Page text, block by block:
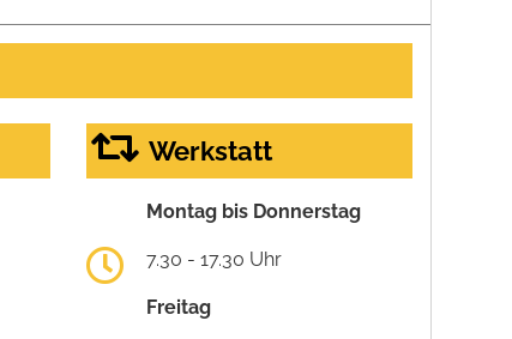
Werkstatt
Montag bis Donnerstag
7.30 - 17.30 Uhr
Freitag